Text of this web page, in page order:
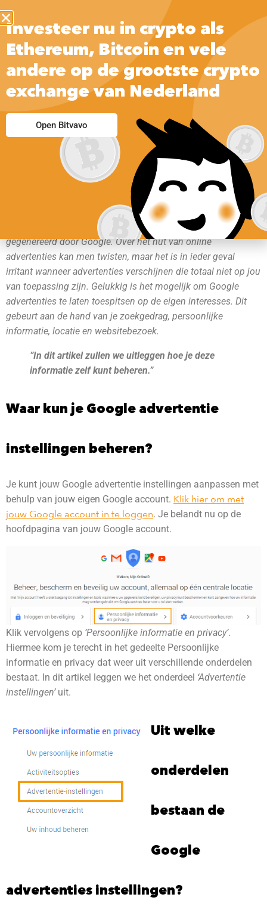
Advertenties op internet worden voor een groot deel
gegenereerd door Google. Over het nut van online
advertenties kan men twisten, maar het is in ieder geval
irritant wanneer advertenties verschijnen die totaal niet op jou
van toepassing zijn. Gelukkig is het mogelijk om Google
advertenties te laten toespitsen op de eigen interesses. Dit
gebeurt aan de hand van je zoekgedrag, persoonlijke
informatie, locatie en websitebezoek.
”In dit artikel zullen we uitleggen hoe je deze
informatie zelf kunt beheren.”
Waar kun je Google advertentie
instellingen beheren?
Je kunt jouw Google advertentie instellingen aanpassen met
behulp van jouw eigen Google account. Klik hier om met
jouw Google account in te loggen. Je belandt nu op de
hoofdpagina van jouw Google account.
Klik vervolgens op ‘Persoonlijke informatie en privacy’.
Hiermee kom je terecht in het gedeelte Persoonlijke
informatie en privacy dat weer uit verschillende onderdelen
bestaat. In dit artikel leggen we het onderdeel ‘Advertentie
instellingen’uit.
Uit welke
onderdelen
bestaan de
Google
advertenties instellingen?
Investeer nu in crypto als
Ethereum, Bitcoin en vele
andere op de grootste crypto
exchange van Nederland
Open Bitvavo